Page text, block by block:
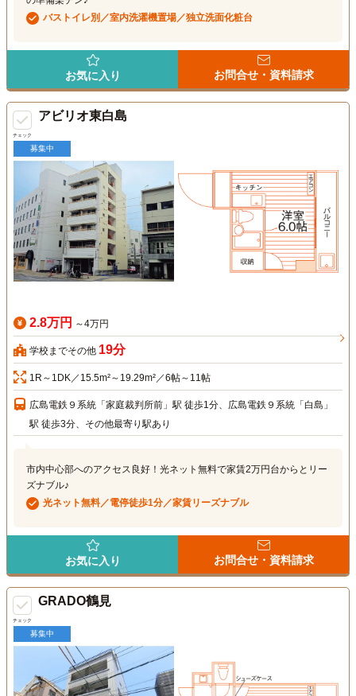
バストイレ別／室内洗濯機置場／独立洗面化粧台
お気に入り お問合せ・資料請求
チェック
アビリオ東白島
募集中
2.8万円 ～4万円
学校までその他 19分
1R～1DK／15.5m²～19.29m²／6帖～11帖
広島電鉄９系統「家庭裁判所前」駅 徒歩1分、広島電鉄９系統「白島」
駅 徒歩3分、その他最寄り駅あり
市内中心部へのアクセス良好！光ネット無料で家賃2万円台からとリー
ズナブル♪
光ネット無料／電停徒歩1分／家賃リーズナブル
お気に入り お問合せ・資料請求
チェック
GRADO鶴見
募集中